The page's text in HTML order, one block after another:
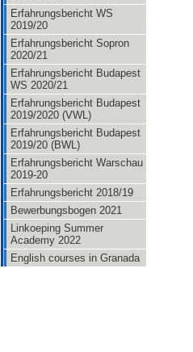
Erfahrungsbericht WS
2019/20
Erfahrungsbericht Sopron
2020/21
Erfahrungsbericht Budapest
WS 2020/21
Erfahrungsbericht Budapest
2019/2020 (VWL)
Erfahrungsbericht Budapest
2019/20 (BWL)
Erfahrungsbericht Warschau
2019-20
Erfahrungsbericht 2018/19
Bewerbungsbogen 2021
Linkoeping Summer
Academy 2022
English courses in Granada